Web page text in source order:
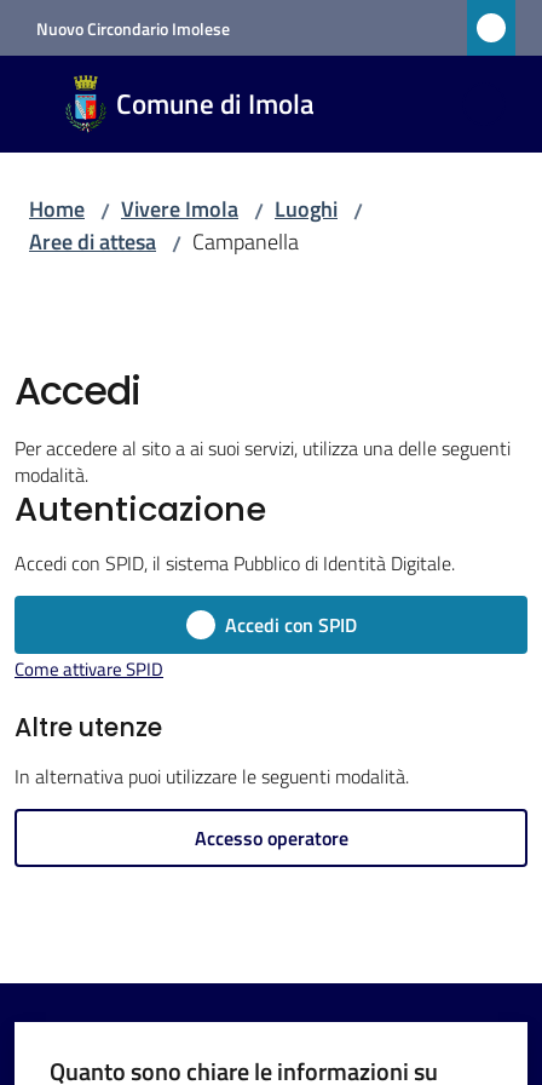
Vai al contenuto
Vai alla navigazione
Vai al footer
Nuovo Circondario Imolese
Comune di Imola
Comune
di Imola
RETE
Vivere
Imola
Menu selezionato
V
s
i
I
Home / Vivere Imola / Luoghi /
Aree di attesa / Campanella
Accedi
Per accedere al sito a ai suoi servizi, utilizza una delle seguenti
modalità.
Autenticazione
Accedi con SPID, il sistema Pubblico di Identità Digitale.
Accedi con SPID
Come attivare SPID
Altre utenze
In alternativa puoi utilizzare le seguenti modalità.
Accesso operatore
Quanto sono chiare le informazioni su